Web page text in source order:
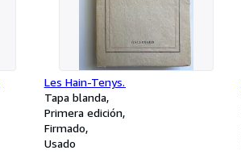
Les Hain-Tenys.
Tapa blanda
Primera edición
Firmado
Usado